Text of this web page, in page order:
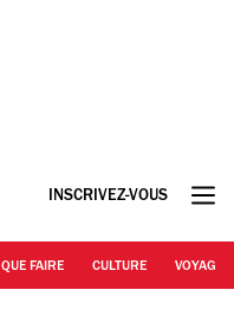
INSCRIVEZ-VOUS
QUE FAIRE CULTURE VOYAGE